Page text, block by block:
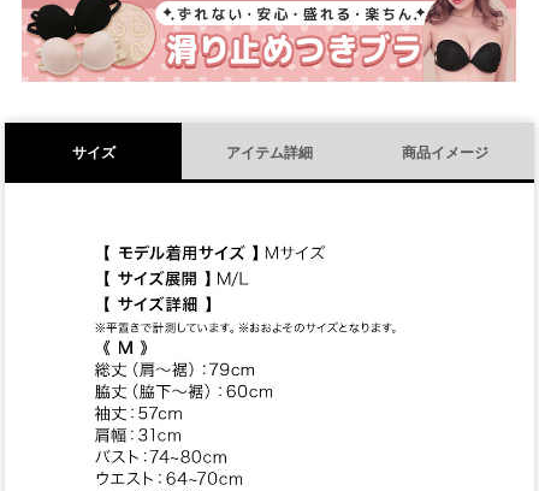
)
サイズ アイテム詳細 商品イメージ